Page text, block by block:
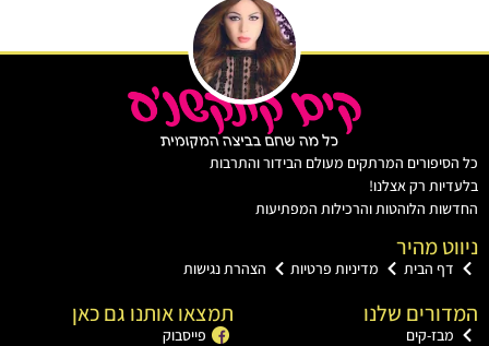
המרתקים מעולם הבידור והתרבות
רק אצלנו!
הלוהטות והרכילות המפתיעות
מהיר
הבית מדיניות פרטיות הצהרת נגישות
שלנו
קים
תמצאו אותנו גם כאן
פייסבוק